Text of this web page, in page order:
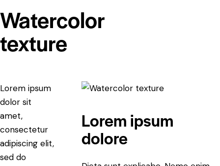
Watercolor
texture
Lorem ipsum
dolor sit
amet,
consectetur
adipiscing elit,
sed do
Lorem ipsum
dolore